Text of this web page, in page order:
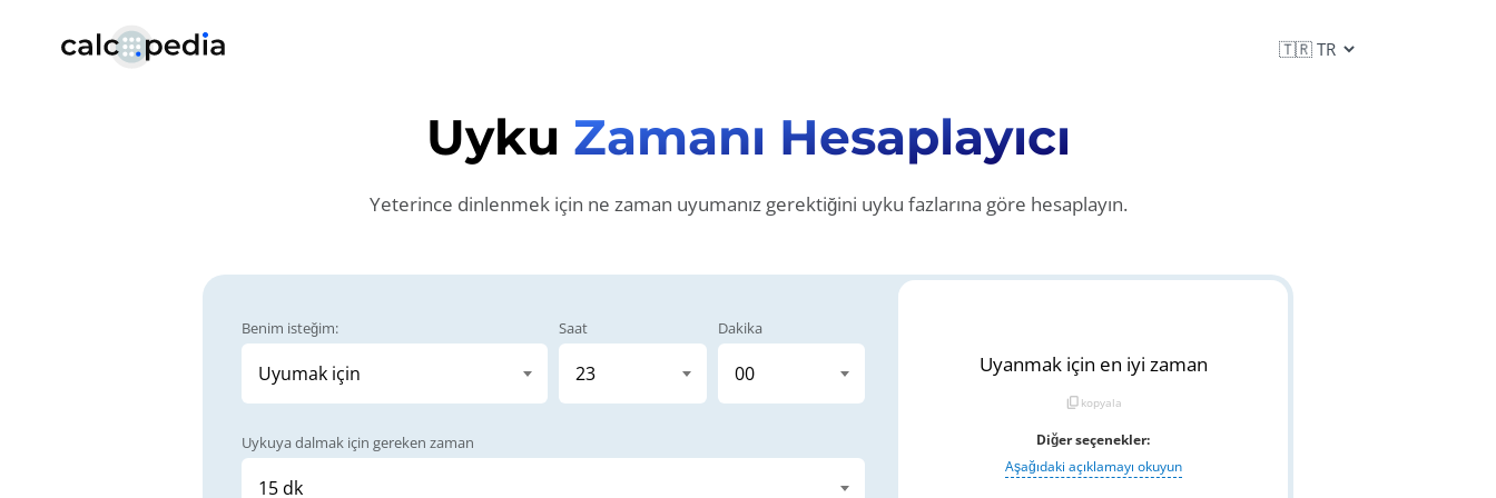
Uyku Zamanı Hesaplayıcı
Yeterince dinlenmek için ne zaman uyumanız gerektiğini uyku fazlarına göre hesaplayın.
Benim isteğim: Saat Dakika
Uykuya dalmak için gereken zaman
Uyanmak için en iyi zaman
content_copy kopyala
Diğer seçenekler:
Aşağıdaki açıklamayı okuyun